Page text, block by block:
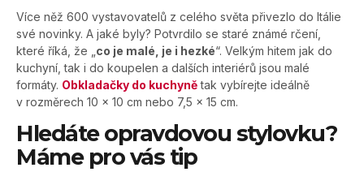
Více něž 600 vystavovatelů z celého světa přivezlo do Itálie
své novinky. A jaké byly? Potvrdilo se staré známé rčení,
které říká, že „ co je malé, je i hezké“. Velkým hitem jak do
kuchyní, tak i do koupelen a dalších interiérů jsou malé
formáty. Obkladačky do kuchynětak vybírejte ideálně
v rozměrech 10 x 10 cm nebo 7,5 x 15 cm.
Hledáte opravdovou stylovku?
Máme pro vás tip